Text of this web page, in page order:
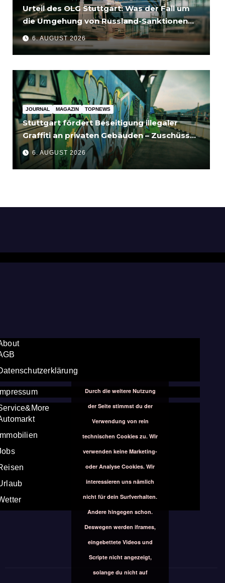
Urteil des OLG Stuttgart: Was der Fall um
die Umgehung von Russland-Sanktionen
für Unternehmen bedeutet
6. AUGUST 2026
JOURNAL MAGAZIN TOPNEWS
Stuttgart fördert Beseitigung illegaler
Graffiti an privaten Gebäuden – Zuschüsse
bis 3.500 Euro
6. AUGUST 2026
Durch die weitere Nutzung
der Seite stimmst du der
Verwendung von rein
technischen Cookies zu. Wir
verwenden keine Marketing-
oder Analyse Cookies. Wir
interessieren uns nämlich
nicht für dein Surfverhalten.
Andere hingegen schon.
Deswegen werden iframes,
eingebettete Videos und
Scripte nicht angezeigt,
solange du nicht auf